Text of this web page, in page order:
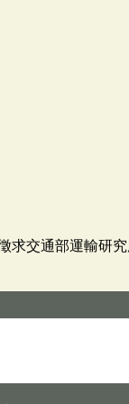
交通部運輸研究